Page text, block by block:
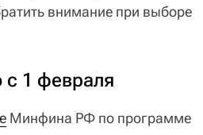
внимание при выборе
1 февраля
Минфина РФ по программе